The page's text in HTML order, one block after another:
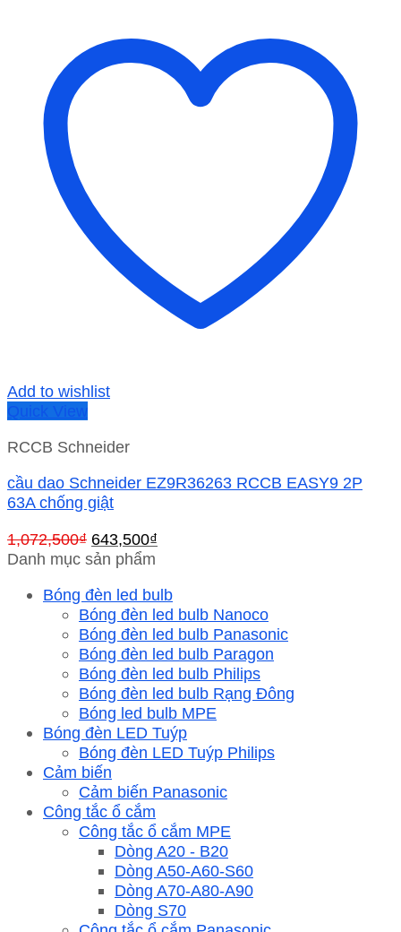
Add to wishlist
Quick View
RCCB Schneider
cầu dao Schneider EZ9R36263 RCCB EASY9 2P
63A chống giật
1,072,500₫ Giá
gốc
1,072,500₫.
643,500₫
là:
643,500₫.
Danh mục sản phẩm
Bóng đèn led bulb
Bóng đèn led bulb Nanoco
Bóng đèn led bulb Panasonic
Bóng đèn led bulb Paragon
Bóng đèn led bulb Philips
Bóng đèn led bulb Rạng Đông
Bóng led bulb MPE
Bóng đèn LED Tuýp
Bóng đèn LED Tuýp Philips
Cảm biến
Cảm biến Panasonic
Công tắc ổ cắm
Công tắc ổ cắm MPE
Dòng A20 - B20
Dòng A50-A60-S60
Dòng A70-A80-A90
Dòng S70